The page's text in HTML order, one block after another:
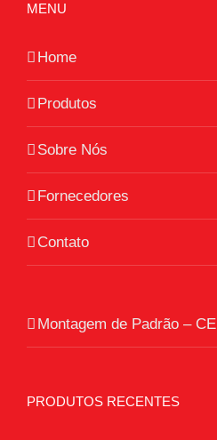
MENU
Home
Produtos
Sobre Nós
Fornecedores
Contato
Montagem de Padrão –
PRODUTOS RECENTES